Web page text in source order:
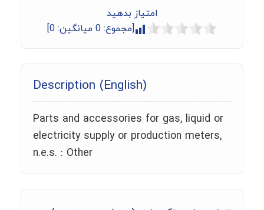
امتیاز بدهید
[مجموع: 0 میانگین: 0
]
Description (English)
Parts and accessories for gas, liquid or
electricity supply or production meters,
n.e.s. : Other